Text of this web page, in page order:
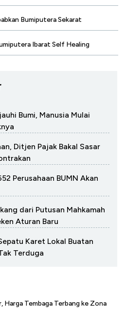
Bumiputera Sekarat
Ibarat Self Healing
Bumi, Manusia Mulai
Ditjen Pajak Bakal Sasar
Perusahaan BUMN Akan
dari Putusan Mahkamah
Aturan Baru
Karet Lokal Buatan
Terduga
Harga Tembaga Terbang ke Zona